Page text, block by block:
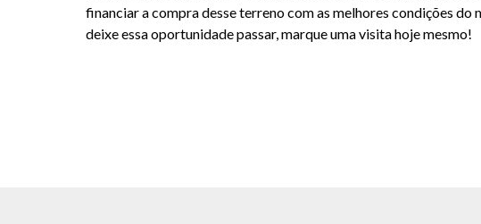
financiar a compra desse terreno com as melhores condições do
deixe essa oportunidade passar, marque uma visita hoje mesmo!